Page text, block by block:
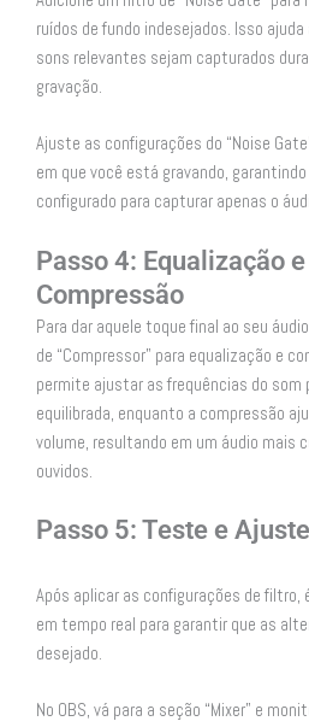
ruídos de fundo indesejados. Isso
sons relevantes sejam capturados
gravação.
Ajuste as configurações do “Noise
em que você está gravando,
configurado para capturar apenas o
Passo 4: Equalização e
Compressão
Para dar aquele toque final ao seu
de “Compressor” para equalização e
permite ajustar as frequências do som
equilibrada, enquanto a compressão
volume, resultando em um áudio mais
ouvidos.
Passo 5: Teste e
Após aplicar as configurações de
em tempo real para garantir que as
desejado.
No OBS, vá para a seção “Mixer” e